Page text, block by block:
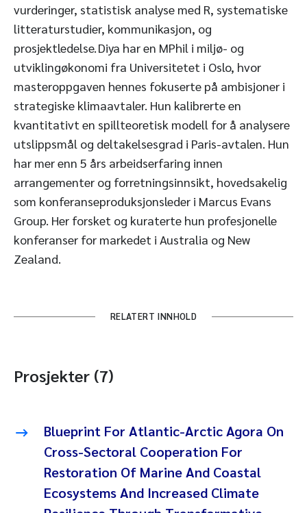
vurderinger, statistisk analyse med R, systematiske
litteraturstudier, kommunikasjon, og
prosjektledelse. Diya har en MPhil i miljø- og
utviklingøkonomi fra Universitetet i Oslo, hvor
masteroppgaven hennes fokuserte på ambisjoner i
strategiske klimaavtaler. Hun kalibrerte en
kvantitativt en spillteoretisk modell for å analysere
utslippsmål og deltakelsesgrad i Paris-avtalen. Hun
har mer enn 5 års arbeidserfaring innen
arrangementer og forretningsinnsikt, hovedsakelig
som konferanseproduksjonsleder i Marcus Evans
Group. Her forsket og kuraterte hun profesjonelle
konferanser for markedet i Australia og New
Zealand.
RELATERT INNHOLD
Prosjekter (7)
Blueprint For Atlantic-Arctic Agora On
Cross-Sectoral Cooperation For
Restoration Of Marine And Coastal
Ecosystems And Increased Climate